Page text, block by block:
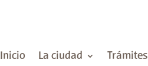
Inicio La ciudad Trámites